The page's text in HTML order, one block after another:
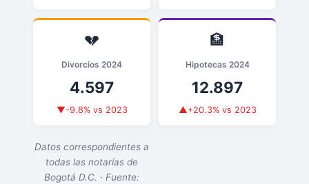
💔
Divorcios 2024
4.597
▼-9.8% vs 2023
🏦
Hipotecas 2024
12.897
▲+20.3% vs 2023
Datos correspondientes a
todas las notarías de
Bogotá D.C. · Fuente: